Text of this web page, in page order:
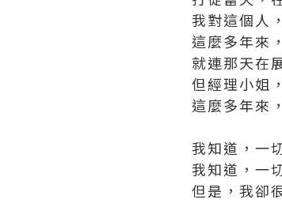
我對這個人
這麼多年來
就連那天在
但經理小姐
這麼多年來
我知道，一
我知道，一
但是，我卻